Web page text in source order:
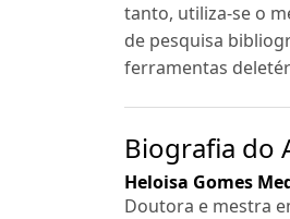
tanto, utiliza-se o
de pesquisa
ferramentas
Biografia do
Heloisa Gomes
Doutora e mestra